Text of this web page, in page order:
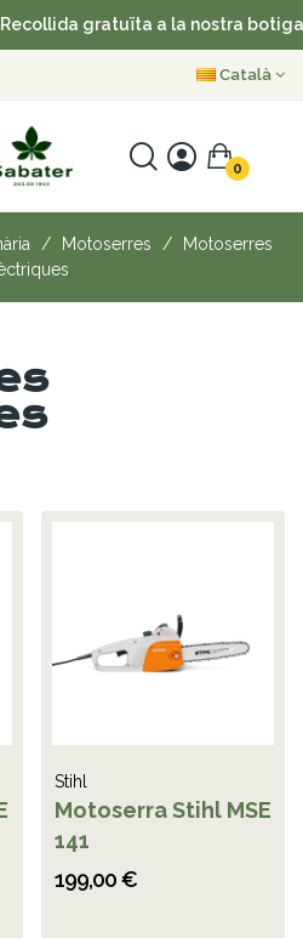
Recollida gratuïta a la nostra botiga
Català
0
Motoserres
Motoserres
Stihl
Motoserra Stihl MSE
141
199,00 €